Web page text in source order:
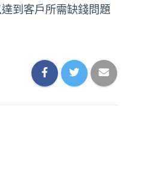
到客戶所需缺錢問題